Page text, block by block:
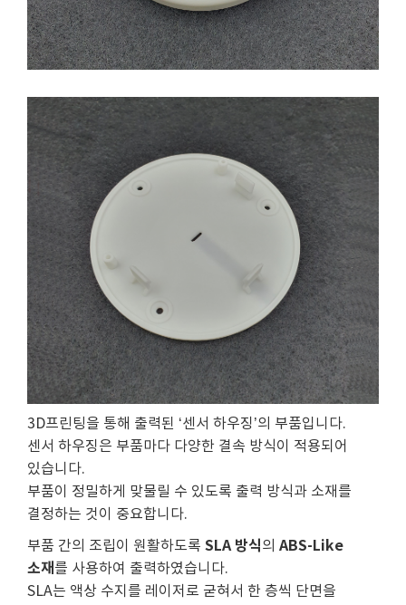
3D프린팅을 통해 출력된 ‘센서 하우징’의 부품입니다.
센서 하우징은 부품마다 다양한 결속 방식이 적용되어
있습니다.
부품이 정밀하게 맞물릴 수 있도록 출력 방식과 소재를
결정하는 것이 중요합니다.
부품 간의 조립이 원활하도록 SLA 방식의 ABS-Like
소재 를 사용하여 출력하였습니다.
SLA는 액상 수지를 레이저로 굳혀서 한 층씩 단면을